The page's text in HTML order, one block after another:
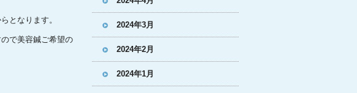
となります。
で美容鍼ご希望の
2024年3月
2024年2月
2024年1月